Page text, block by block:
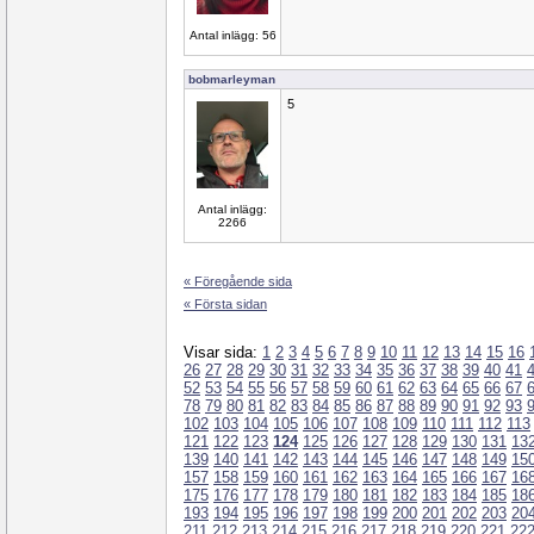
Antal inlägg: 56
bobmarleyman
Antal inlägg:
2266
5
« Föregående sida
« Första sidan
Visar sida: 1 2 3 4 5 6 7 8 9 10 11 12 13 14 15 16
26 27 28 29 30 31 32 33 34 35 36 37 38 39 40 41
52 53 54 55 56 57 58 59 60 61 62 63 64 65 66 67
78 79 80 81 82 83 84 85 86 87 88 89 90 91 92 93
102 103 104 105 106 107 108 109 110 111 112 113
121 122 123 124 125 126 127 128 129 130 131
139 140 141 142 143 144 145 146 147 148 149
157 158 159 160 161 162 163 164 165 166 167
175 176 177 178 179 180 181 182 183 184 185
193 194 195 196 197 198 199 200 201 202 203